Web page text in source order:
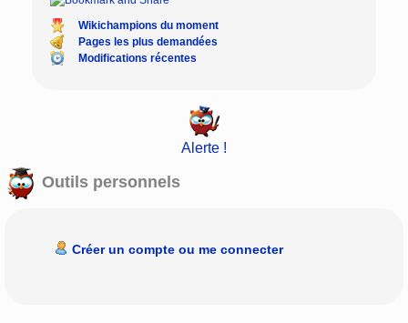
Wikichampions du moment
Pages les plus demandées
Modifications récentes
Alerte !
Outils personnels
Créer un compte ou me connecter